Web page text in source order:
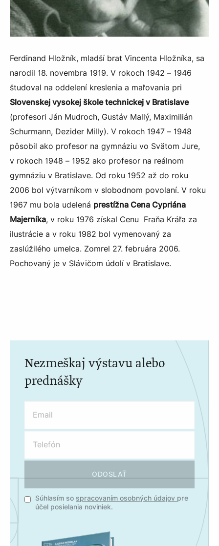
Ferdinand Hložník, mladší brat Vincenta Hložníka, sa
narodil 18. novembra 1919. V rokoch 1942 – 1946
študoval na oddelení kreslenia a maľovania pri
Slovenskej vysokej škole technickej v Bratislave
(profesori Ján Mudroch, Gustáv Mallý, Maximilián
Schurmann, Dezider Milly). V rokoch 1947 – 1948
pôsobil ako profesor na gymnáziu vo Svätom Jure,
v rokoch 1948 – 1952 ako profesor na reálnom
gymnáziu v Bratislave. Od roku 1952 až do roku
2006 bol výtvarníkom v slobodnom povolaní. V roku
1967 mu bola udelená prestížna Cena Cypriána
Majerníka, v roku 1976 získal Cenu Fraňa Kráľa za
ilustrácie a v roku 1982 bol vymenovaný za
zaslúžilého umelca. Zomrel 27. februára 2006.
Pochovaný je v Slávičom údolí v Bratislave.
Nezmeškaj výstavu alebo
prednášky
ODOSLAŤ
Súhlasím so spracovaním osobných údajov pre
účel posielania noviniek.